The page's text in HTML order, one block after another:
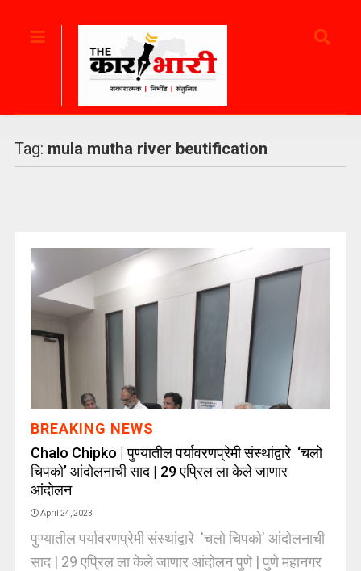
Tag: mula mutha river beutification
BREAKING NEWS
Chalo Chipko | पुण्यातील पर्यावरणप्रेमी संस्थांद्वारे ‘चलो
चिपको’ आंदोलनाची साद | 29 एप्रिल ला केले जाणार
आंदोलन
April 24, 2023
पुण्यातील पर्यावरणप्रेमी संस्थांद्वारे 'चलो चिपको' आंदोलनाची
साद | 29 एप्रिल ला केले जाणार आंदोलन पुणे | पुणे महानगर